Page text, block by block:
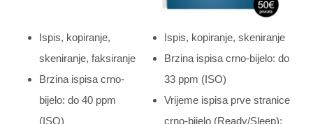
Ispis, kopiranje,
skeniranje, faksiranje
Brzina ispisa crno-
bijelo: do 40 ppm
(ISO)
Ispis, kopiranje, skeniranje
Brzina ispisa crno-bijelo: do
33 ppm (ISO)
Vrijeme ispisa prve stranice
crno-bijelo (Ready/Sleep):